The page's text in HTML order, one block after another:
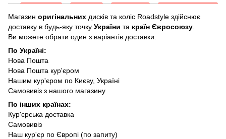
Магазин оригінальних дисків та коліс Roadstyle здійснює
доставку в будь-яку точку України та країн Євросоюзу
Ви можете обрати один з варіантів доставки:
По Україні:
Нова Пошта
Нова Пошта кур'єром
Нашим кур'єром по Києву, Україні
Самовивіз з нашого магазину
По інших країнах:
Кур'єрська доставка
Самовивіз
Наш кур'єр по Європі (по запиту)